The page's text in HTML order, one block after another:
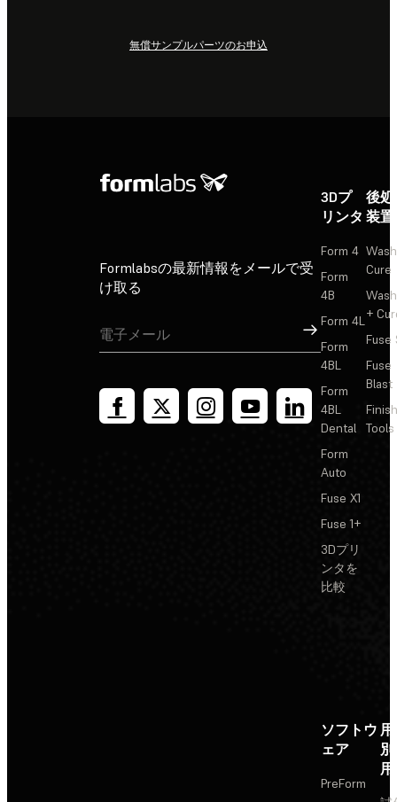
無償サンプルパーツのお申込
Formlabsの最新情報をメールで受
け取る
サインアップ
3Dプ
リンタ
Form 4
Form
4B
Form 4L
Form
4BL
Form
4BL
Dental
Form
Auto
Fuse X1
Fuse 1+
3Dプリ
ンタを
比較
後
装置
Cure
+
Fuse
Fuse
Blast
Tools
ソフトウ
ェア
PreForm